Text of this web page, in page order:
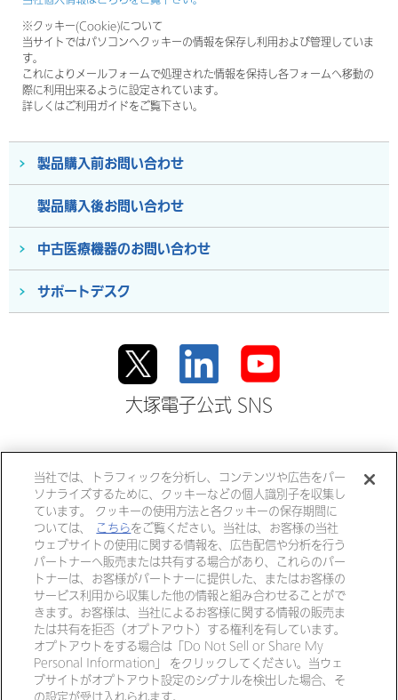
※クッキー(Cookie)について
当サイトではパソコンへクッキーの情報を保存し利用および管理していま
す。
これによりメールフォームで処理された情報を保持し各フォームへ移動の
際に利用出来るように設定されています。
詳しくはご利用ガイドをご覧下さい。
製品購入前お問い合わせ
製品購入後お問い合わせ
中古医療機器のお問い合わせ
サポートデスク
大塚電子公式 SNS
大塚ホールディングス
大塚製薬 大塚製薬工場
大鵬薬品工業
大塚倉庫
大塚化学
大塚食品
大塚メディカルデバイス
リンク
個人情報・特定個人情報につい
て
ご利用ガイド サイトマップ
当社では、トラフィックを分析し、コンテンツや広告をパー
ソナライズするために、クッキーなどの個人識別子を収集し
ています。 クッキーの使用方法と各クッキーの保存期間に
ついては、
こちらをご覧ください。当社は、お客様の当社
ウェブサイトの使用に関する情報を、広告配信や分析を行う
パートナーへ販売または共有する場合があり、これらのパー
トナーは、お客様がパートナーに提供した、またはお客様の
サービス利用から収集した他の情報と組み合わせることがで
きます。お客様は、当社によるお客様に関する情報の販売ま
たは共有を拒否（オプトアウト）する権利を有しています。
オプトアウトをする場合は「Do Not Sell or Share My
Personal Information」 をクリックしてください。当ウェ
ブサイトがオプトアウト設定のシグナルを検出した場合、そ